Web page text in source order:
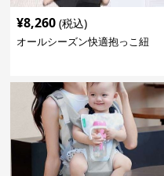
¥8,260 (税込)
オールシーズン快適抱っこ紐